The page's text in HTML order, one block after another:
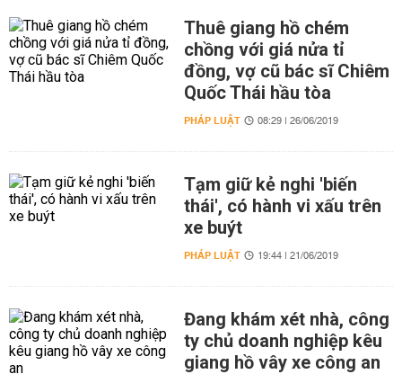
Thuê giang hồ chém
chồng với giá nửa tỉ
đồng, vợ cũ bác sĩ Chiêm
Quốc Thái hầu tòa
PHÁP LUẬT 08:29 | 26/06/2019
Tạm giữ kẻ nghi 'biến
thái', có hành vi xấu trên
xe buýt
PHÁP LUẬT 19:44 | 21/06/2019
Đang khám xét nhà, công
ty chủ doanh nghiệp kêu
giang hồ vây xe công an